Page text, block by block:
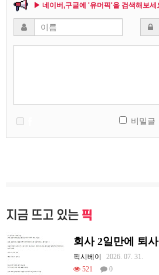
▶ 네이버,구글에 '유머픽'을 검색해보세
비밀글
지금 뜨고 있는 픽
회사 2일만에 퇴
픽시베이
2026. 07. 31.
521
0